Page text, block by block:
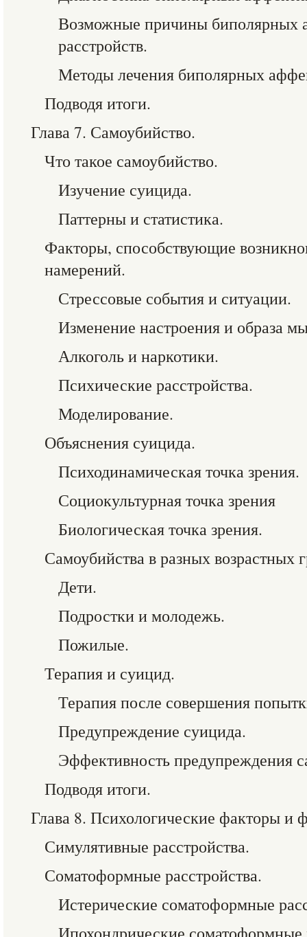
Возможные причины биполярных
расстройств.
Методы лечения биполярных
Подводя итоги.
Глава 7. Самоубийство.
Что такое самоубийство.
Изучение суицида.
Паттерны и статистика.
Факторы, способствующие
намерений.
Стрессовые события и ситуации.
Изменение настроения и образа
Алкоголь и наркотики.
Психические расстройства.
Моделирование.
Объяснения суицида.
Психодинамическая точка зрения.
Социокультурная точка зрения
Биологическая точка зрения.
Самоубийства в разных возрастных
Дети.
Подростки и молодежь.
Пожилые.
Терапия и суицид.
Терапия после совершения
Предупреждение суицида.
Эффективность предупреждения
Подводя итоги.
Глава 8. Психологические факторы и
Симулятивные расстройства.
Соматоформные расстройства.
Истерические соматоформные